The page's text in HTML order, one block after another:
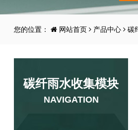
您的位置： 网站首页 产品中心 碳
碳纤雨水收集模块
NAVIGATION